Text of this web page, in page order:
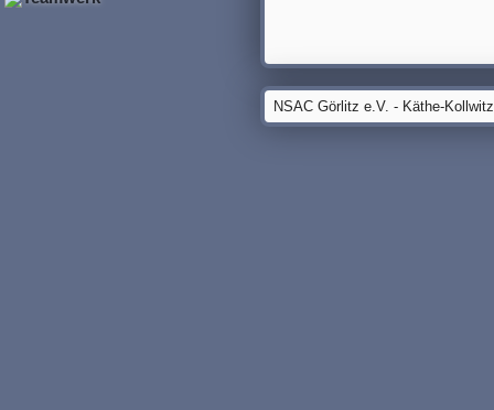
NSAC Görlitz e.V. - Käthe-